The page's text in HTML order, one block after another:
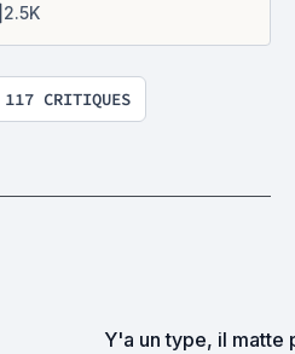
2.5K
CRITIQUES
Y'a un type, il matte